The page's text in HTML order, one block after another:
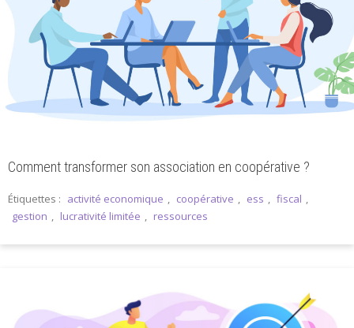
Comment transformer son association en coopérative ?
Étiquettes : activité economique , coopérative , ess , fiscal ,
gestion , lucrativité limitée , ressources